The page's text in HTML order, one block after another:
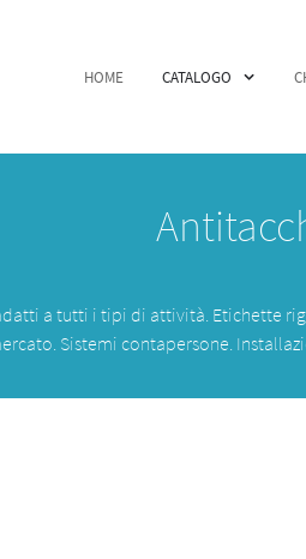
HOME CATALOGO
a tutti i tipi di attività. Etichette
Sistemi contapersone.